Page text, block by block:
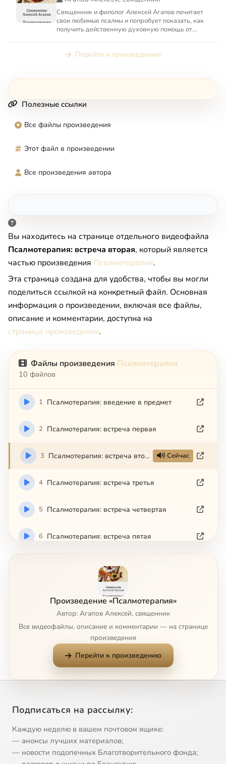
Священник и филолог Алексей Агапов почитает
свои любимые псалмы и попробует показать, как
получить действенную духовную помощь от
Перейти к произведению
Полезные ссылки
Все файлы произведения
Этот файл в произведении
Все произведения автора
Вы находитесь на странице отдельного видеофайла
Псалмотерапия: встреча вторая, который является
частью произведения Псалмотерапия.
Эта страница создана для удобства, чтобы вы могли
поделиться ссылкой на конкретный файл. Основная
информация о произведении, включая все файлы,
описание и комментарии, доступна на
странице произведения.
Файлы произведения Псалмотерапия
10 файлов
1 Псалмотерапия: введение в предмет
2 Псалмотерапия: встреча первая
3 Псалмотерапия: встреча вторая Сейчас
4 Псалмотерапия: встреча третья
5 Псалмотерапия: встреча четвертая
6 Псалмотерапия: встреча пятая
Псалмотерапия: встреча седьмая
Псалмотерапия: встреча восьмая
Псалмотерапия: встреча девятая
Произведение «Псалмотерапия»
Автор: Агапов Алексей, священник
Все видеофайлы, описание и комментарии — на странице
произведения
Перейти к произведению
Подписаться на рассылку:
Каждую неделю в вашем почтовом ящике:
— анонсы лучших материалов;
— новости подопечных Благотворительного фонда;